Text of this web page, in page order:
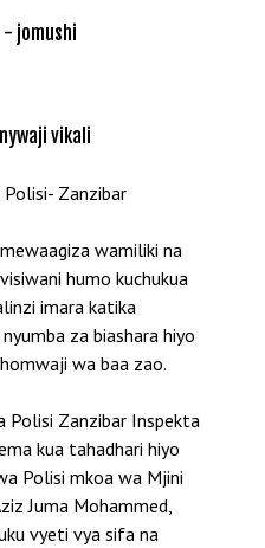
- jomushi
vikali
Zanzibar
wamiliki na
humo kuchukua
imara katika
za biashara hiyo
wa baa zao.
Polisi Zanzibar Inspekta
kua tahadhari hiyo
Polisi mkoa wa Mjini
Juma Mohammed,
vyeti vya sifa na